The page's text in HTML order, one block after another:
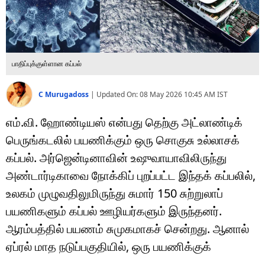
போட்டோ கேலரி
பாதிப்புக்குள்ளான கப்பல்
C Murugadoss | Updated On:08 May 2026 10:45 AM IST
எம்.வி. ஹோண்டியஸ் என்பது தெற்கு அட்லாண்டிக்
பெருங்கடலில் பயணிக்கும் ஒரு சொகுசு உல்லாசக்
கப்பல். அர்ஜென்டினாவின் உஷுவாயாவிலிருந்து
அண்டார்டிகாவை நோக்கிப் புறப்பட்ட இந்தக் கப்பலில்,
உலகம் முழுவதிலுமிருந்து சுமார் 150 சுற்றுலாப்
பயணிகளும் கப்பல் ஊழியர்களும் இருந்தனர்.
ஆரம்பத்தில் பயணம் சுமுகமாகச் சென்றது. ஆனால்
ஏப்ரல் மாத நடுப்பகுதியில், ஒரு பயணிக்குக்